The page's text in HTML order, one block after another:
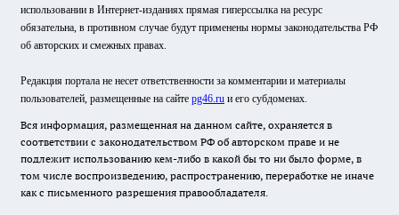
использовании в Интернет-изданиях прямая гиперссылка на ресурс
обязательна, в противном случае будут применены нормы законодательства РФ
об авторских и смежных правах.
Редакция портала не несет ответственности за комментарии и материалы
пользователей, размещенные на сайте pg46.ru и его субдоменах.
Вся информация, размещенная на данном сайте, охраняется в
соответствии с законодательством РФ об авторском праве и не
подлежит использованию кем-либо в какой бы то ни было форме, в
том числе воспроизведению, распространению, переработке не иначе
как с письменного разрешения правообладателя.